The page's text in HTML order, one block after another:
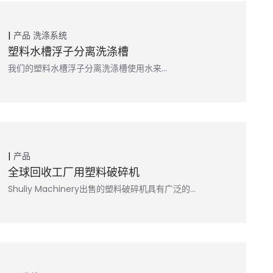
产品 洗涤系统
塑料水槽浮子分离洗涤槽
我们的塑料水槽浮子分离洗涤槽使用水来…
产品
全球回收工厂用塑料破碎机
Shuliy Machinery出售的塑料破碎机具有广泛的…